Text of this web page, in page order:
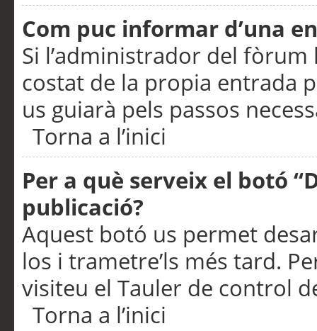
Com puc informar d’una
Si l’administrador del
costat de la propia entrada
us guiarà pels passos
Torna a l’inici
Per a què serveix el botó
publicació?
Aquest botó us permet
los i trametre’ls més tard.
visiteu el Tauler de control
Torna a l’inici